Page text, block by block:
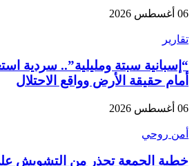
06 أغسطس 2026
تقارير
“إسبانية سبتة ومليلية”.. سردية
أمام حقيقة الأرض وواقع الاحتلال
06 أغسطس 2026
أمن روحي
خطبة الجمعة تحذر من التشويش